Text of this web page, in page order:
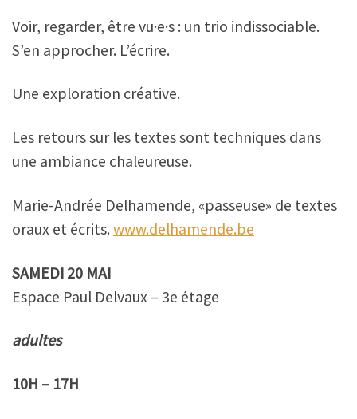
Voir, regarder, être vu·e·s : un trio indissociable.
S’en approcher. L’écrire.
Une exploration créative.
Les retours sur les textes sont techniques dans
une ambiance chaleureuse.
Marie-Andrée Delhamende, «passeuse» de textes
oraux et écrits. www.delhamende.be
SAMEDI 20 MAI
Espace Paul Delvaux – 3e étage
adultes
10H – 17H